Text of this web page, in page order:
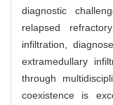
diagnostic
relapsed
infiltration,
extramedullary
through
coexistence is